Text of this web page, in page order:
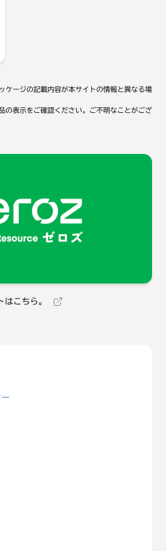
ケージの記載内容が本サイトの情報と異なる場
の表示をご確認ください。ご不明なことがござ
こちら。